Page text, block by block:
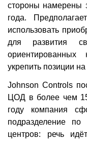
стороны намерены
года.
использовать
для развития
укрепить позиции
Johnson Controls
ЦОД в более чем
году компания
подразделение по
центров: речь